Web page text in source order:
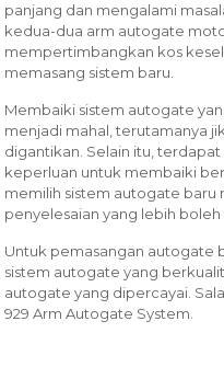
panjang dan mengalami
kedua-dua arm autogate
mempertimbangkan kos
memasang sistem baru.
Membaiki sistem autogate
menjadi mahal, terutamanya
digantikan. Selain itu,
keperluan untuk membaiki
memilih sistem autogate
penyelesaian yang lebih
Untuk pemasangan autogate
sistem autogate yang
autogate yang dipercayai.
929 Arm Autogate System.